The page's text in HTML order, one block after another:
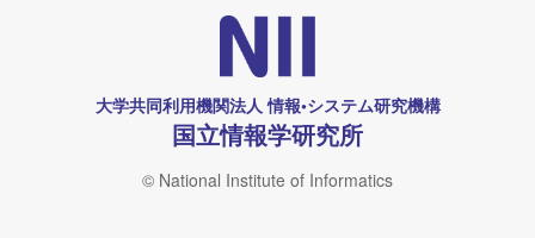
大学共同利用機関法人 情報•システム研究機構
国立情報学研究所
© National Institute of Informatics